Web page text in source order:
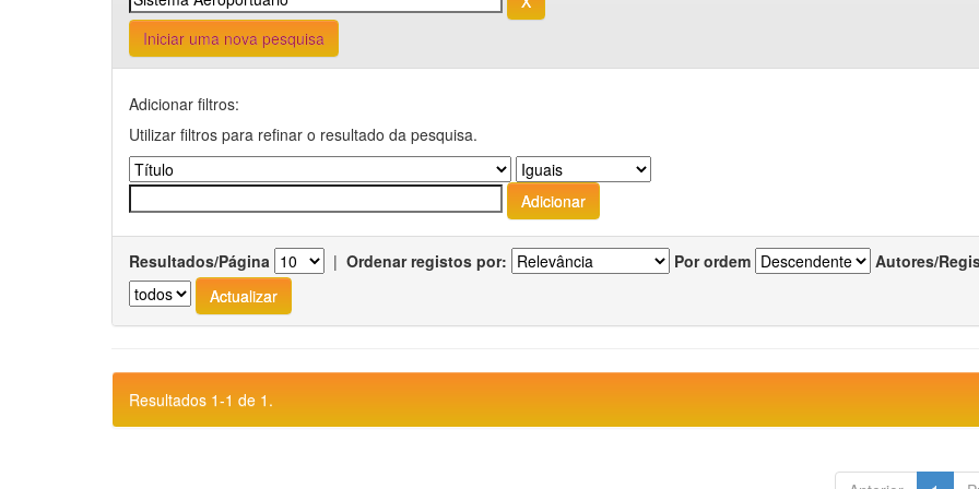
Iniciar uma nova pesquisa
Adicionar filtros:
Utilizar filtros para refinar o resultado da pesquisa.
Resultados/Página | Ordenar registos por: Por ordem Autores/
Resultados 1-1 de 1.